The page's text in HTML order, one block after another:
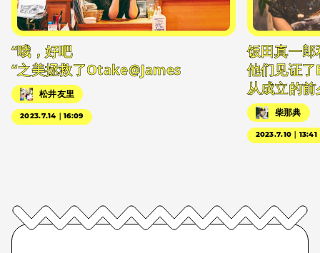
“哦，好吧
“之美拯救了Otake@James
松井友里
2023.7.14｜16:09
饭田真一
他们见证
从成立的
柴那典
2023.7.10｜13:41